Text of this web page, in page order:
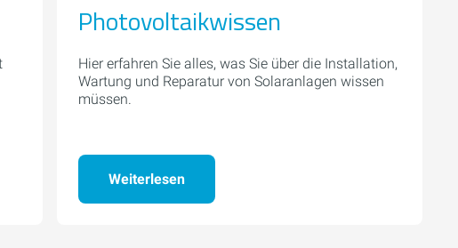
Photovoltaikwissen
Hier erfahren Sie alles, was Sie über die Installation,
Wartung und Reparatur von Solaranlagen wissen
müssen.
Weiterlesen